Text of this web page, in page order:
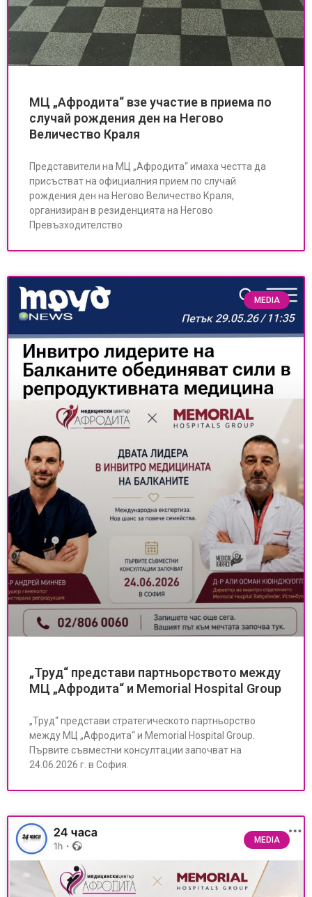
МЦ „Афродита“ взе участие в приема по
случай рождения ден на Негово
Величество Краля
Представители на МЦ „Афродита“ имаха честта да
присъстват на официалния прием по случай
рождения ден на Негово Величество Краля,
организиран в резиденцията на Негово
Превъзходителство
MEDIA
„Труд“ представи партньорството между
МЦ „Афродита“ и Memorial Hospital Group
„Труд“ представи стратегическото партньорство
между МЦ „Афродита“ и Memorial Hospital Group.
Първите съвместни консултации започват на
24.06.2026 г. в София.
MEDIA